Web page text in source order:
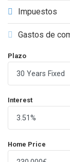
Impuestos
Gastos de
Plazo
Interest
Home Price